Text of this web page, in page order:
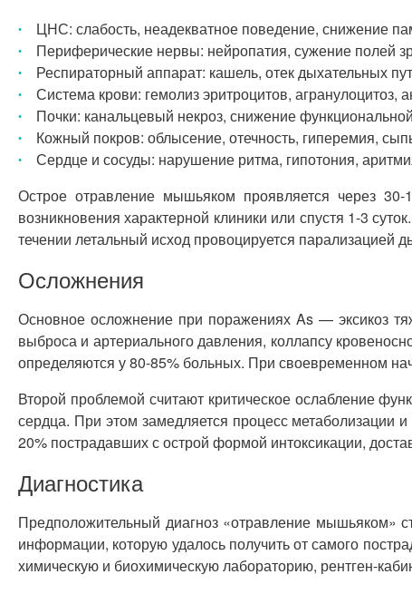
ЦНС: слабость, неадекватное поведение, снижение
Периферические нервы: нейропатия, сужение полей
Респираторный аппарат: кашель, отек дыхательных
Система крови: гемолиз эритроцитов, агранулоцитоз,
Почки: канальцевый некроз, снижение
Кожный покров: облысение, отечность, гиперемия,
Сердце и сосуды: нарушение ритма, гипотония,
Острое отравление мышьяком проявляется через
возникновения характерной клиники или спустя 1-3
течении летальный исход провоцируется парализацией
Осложнения
Основное осложнение при поражениях As — эксикоз
выброса и артериального давления, коллапсу
определяются у 80-85% больных. При своевременном
Второй проблемой считают критическое ослабление
сердца. При этом замедляется процесс метаболизации
20% пострадавших с острой формой интоксикации,
Диагностика
Предположительный диагноз «отравление мышьяком»
информации, которую удалось получить от самого
химическую и биохимическую лабораторию, рентген-